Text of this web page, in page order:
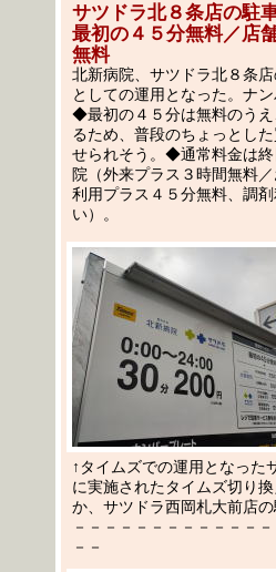
サツドラ北８条店の駐
最初の４５分無料／店
無料
北新病院、サツドラ北８条
としての運用となった。ナ
◆最初の４５分は無料のう
るため、普段のちょっとし
せられそう。◆通常料金は
院（外来プラス３時間無料
利用プラス４５分無料、調
い）。
↑タイムズでの運用となった
に実施されたタイムズ切り
か、サツドラ西岡札大前店
－－－－－－－－－－－－
－－